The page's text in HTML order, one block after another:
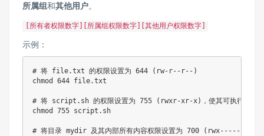
所属组和其他用户。
[所有者权限数字][所属组权限数字][其他用户权限数字]
示例：
# 将 file.txt 的权限设置为 644 (rw-r--r--)
chmod 644 file.txt
# 将 script.sh 的权限设置为 755 (rwxr-xr-x)，使其可执行
chmod 755 script.sh
# 将目录 mydir 及其内部所有内容权限设置为 700 (rwx------)